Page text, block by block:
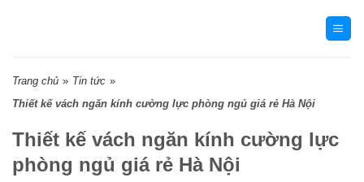
Trang chủ » Tin tức »
Thiết kế vách ngăn kính cường lực phòng ngủ giá rẻ Hà Nội
Thiết kế vách ngăn kính cường lực
phòng ngủ giá rẻ Hà Nội